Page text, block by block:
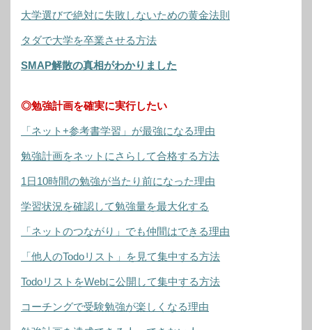
大学選びで絶対に失敗しないための黄金法則
タダで大学を卒業させる方法
SMAP解散の真相がわかりました
◎勉強計画を確実に実行したい
「ネット+参考書学習」が最強になる理由
勉強計画をネットにさらして合格する方法
1日10時間の勉強が当たり前になった理由
学習状況を確認して勉強量を最大化する
「ネットのつながり」でも仲間はできる理由
「他人のTodoリスト」を見て集中する方法
TodoリストをWebに公開して集中する方法
コーチングで受験勉強が楽しくなる理由